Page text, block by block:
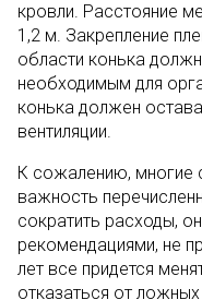
кровли. Расстояние
1,2 м. Закрепление
области конька
необходимым для
конька должен
вентиляции.
К сожалению, многие
важность
сократить расходы,
рекомендациями, не
лет все придется
отказаться от